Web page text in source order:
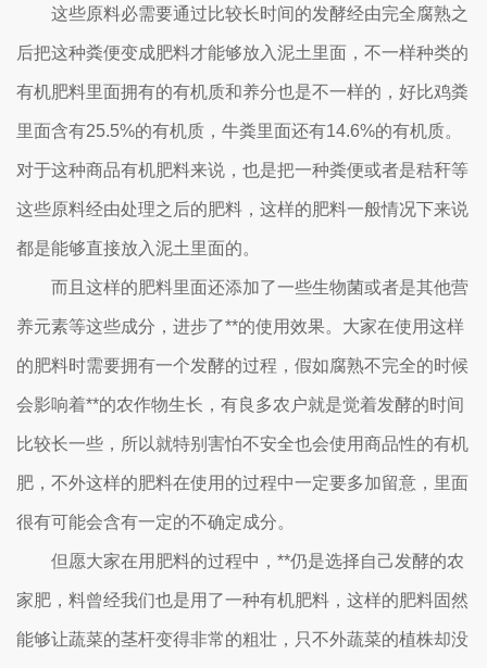
这些原料必需要通过比较长时间的发酵经由完全腐熟之
后把这种粪便变成肥料才能够放入泥土里面，不一样种类的
有机肥料里面拥有的有机质和养分也是不一样的，好比鸡粪
里面含有25.5%的有机质，牛粪里面还有14.6%的有机质。
对于这种商品有机肥料来说，也是把一种粪便或者是秸秆等
这些原料经由处理之后的肥料，这样的肥料一般情况下来说
都是能够直接放入泥土里面的。
而且这样的肥料里面还添加了一些生物菌或者是其他营
养元素等这些成分，进步了**的使用效果。大家在使用这样
的肥料时需要拥有一个发酵的过程，假如腐熟不完全的时候
会影响着**的农作物生长，有良多农户就是觉着发酵的时间
比较长一些，所以就特别害怕不安全也会使用商品性的有机
肥，不外这样的肥料在使用的过程中一定要多加留意，里面
很有可能会含有一定的不确定成分。
但愿大家在用肥料的过程中，**仍是选择自己发酵的农
家肥，料曾经我们也是用了一种有机肥料，这样的肥料固然
能够让蔬菜的茎杆变得非常的粗壮，只不外蔬菜的植株却没